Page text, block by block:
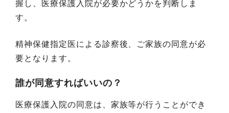
握し、医療保護入院が必要かどうかを判断しま
す。
精神保健指定医による診察後、ご家族の同意が必
要となります。
誰が同意すればいいの？
医療保護入院の同意は、家族等が行うことができ